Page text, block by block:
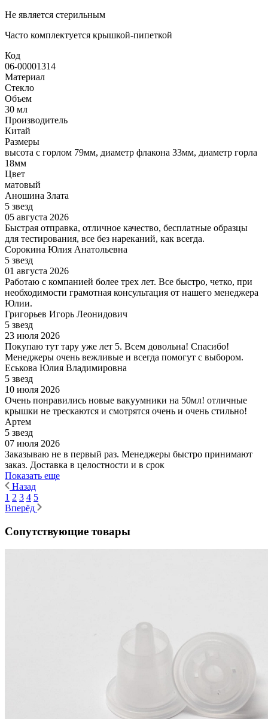
Не является стерильным
Часто комплектуется крышкой-пипеткой
Код
06-00001314
Материал
Стекло
Объем
30 мл
Производитель
Китай
Размеры
высота с горлом 79мм, диаметр флакона 33мм, диаметр горла
18мм
Цвет
матовый
Аношина Злата
5 звезд
05 августа 2026
Быстрая отправка, отличное качество, бесплатные образцы
для тестирования, все без нареканий, как всегда.
Сорокина Юлия Анатольевна
5 звезд
01 августа 2026
Работаю с компанией более трех лет. Все быстро, четко, при
необходимости грамотная консультация от нашего менеджера
Юлии.
Григорьев Игорь Леонидович
5 звезд
23 июля 2026
Покупаю тут тару уже лет 5. Всем довольна! Спасибо!
Менеджеры очень вежливые и всегда помогут с выбором.
Еськова Юлия Владимировна
5 звезд
10 июля 2026
Очень понравились новые вакуумники на 50мл! отличные
крышки не трескаются и смотрятся очень и очень стильно!
Артем
5 звезд
07 июля 2026
Заказываю не в первый раз. Менеджеры быстро принимают
заказ. Доставка в целостности и в срок
Показать еще
Назад
1 2 3 4 5
Вперёд
Сопутствующие товары